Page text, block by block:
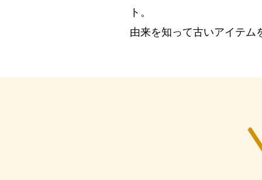
ト。
由来を知って古いアイテム